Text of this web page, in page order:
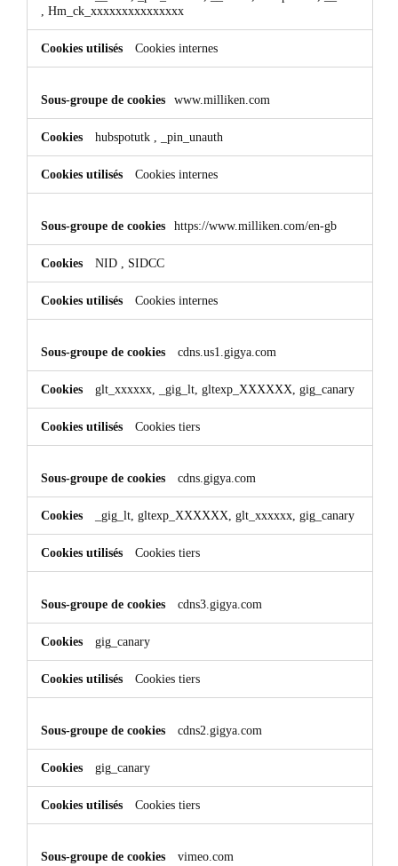
Hm_ck_xxxxxxxxxxxxxxx
Cookies internes
www.milliken.com
hubspotutk _pin_unauth
Cookies internes
https://www.milliken.com/en-gb
NID SIDCC
Cookies internes
cdns.us1.gigya.com
glt_xxxxxx, _gig_lt, gltexp_XXXXXX, gig_canary
Cookies tiers
cdns.gigya.com
_gig_lt, gltexp_XXXXXX, glt_xxxxxx, gig_canary
Cookies tiers
cdns3.gigya.com
gig_canary
Cookies tiers
cdns2.gigya.com
gig_canary
Cookies tiers
vimeo.com